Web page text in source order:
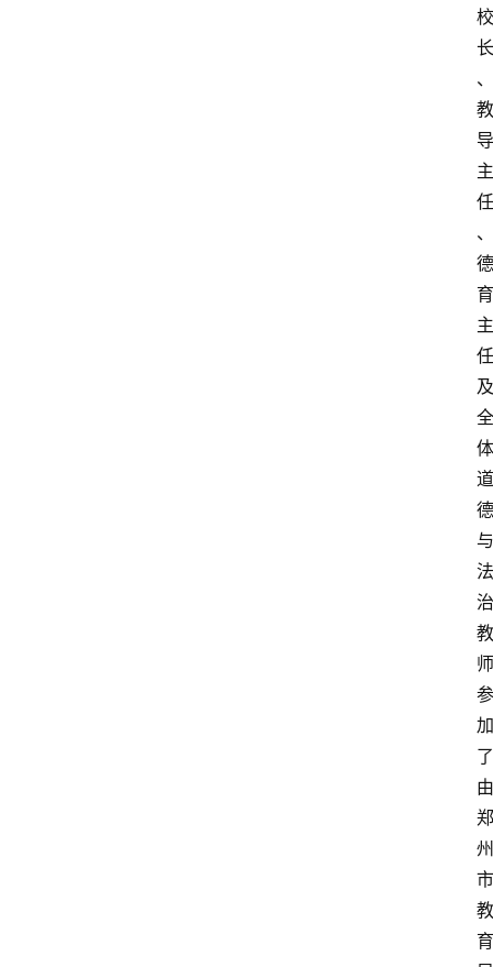
校
长
、
教
导
主
任
、
德
育
主
任
及
全
体
道
德
与
法
治
教
师
参
加
了
由
郑
州
市
教
育